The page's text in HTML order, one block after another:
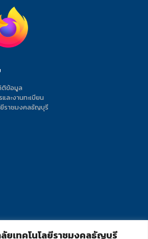
ยเทคโนโลยีราชมงคลธัญบุรี
ติข้อมูล
ละงานทะเบียน
ยีราชมงคลธัญบุรี